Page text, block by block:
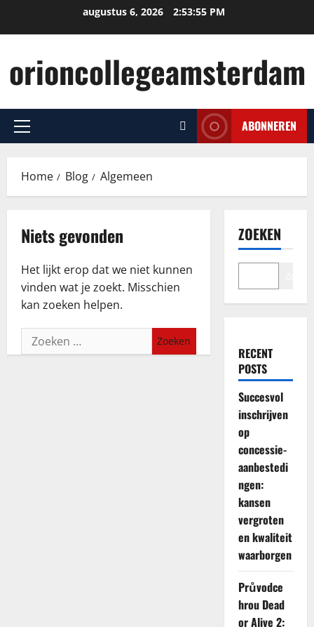
augustus 6, 2026 2:53:56 PM
orioncollegeamsterdam
Primair
ABONNEREN
Home Blog Algemeen
Niets gevonden
Het lijkt erop dat we niet kunnen
vinden wat je zoekt. Misschien
kan zoeken helpen.
Zoeken
naar:
ZOEKEN
RECENT
POSTS
Succesvol
inschrijven
op
concessie-
aanbestedi
ngen:
kansen
vergroten
en kwaliteit
waarborgen
Průvodce
hrou Dead
or Alive 2: